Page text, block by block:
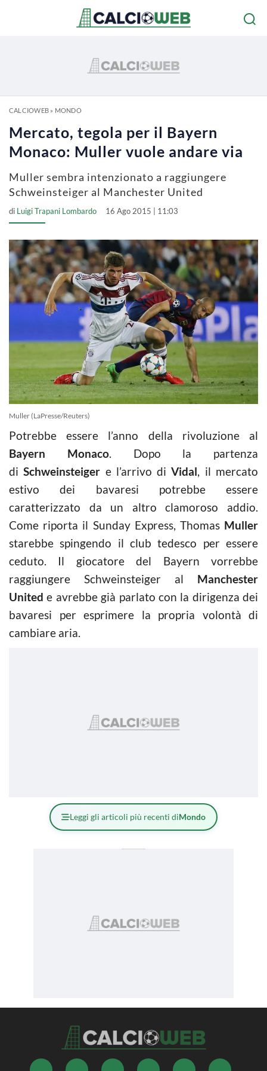
CALCIOWEB» MONDO
Mercato, tegola per il Bayern
Monaco: Muller vuole andare via
Muller sembra intenzionato a raggiungere
Schweinsteiger al Manchester United
di Luigi Trapani Lombardo 16 Ago 2015 | 11:03
Muller (LaPresse/Reuters)
Potrebbe essere l’anno della rivoluzione al
Bayern Monaco. Dopo la partenza
diSchweinsteiger e l’arrivo diVidal, il mercato
estivo dei bavaresi potrebbe essere
caratterizzato da un altro clamoroso addio.
Come riporta il Sunday Express, Thomas Muller
starebbe spingendo il club tedesco per essere
ceduto. Il giocatore del Bayern vorrebbe
raggiungere Schweinsteiger al Manchester
United e avrebbe già parlato con la dirigenza dei
bavaresi per esprimere la propria volontà di
cambiare aria.
Leggi gli articoli più recenti diMondo